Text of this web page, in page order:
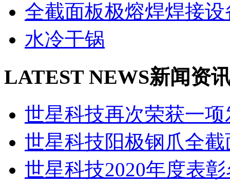
全截面板极熔焊焊接设
水冷干锅
LATEST NEWS新闻资
世星科技再次荣获一项
世星科技阳极钢爪全截
世星科技2020年度表